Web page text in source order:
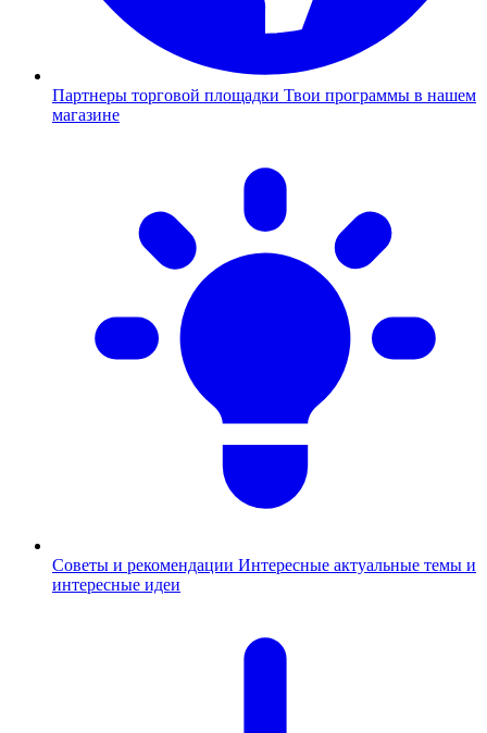
Партнеры торговой площадки Твои программы в нашем
магазине
Советы и рекомендации Интересные актуальные темы и
интересные идеи